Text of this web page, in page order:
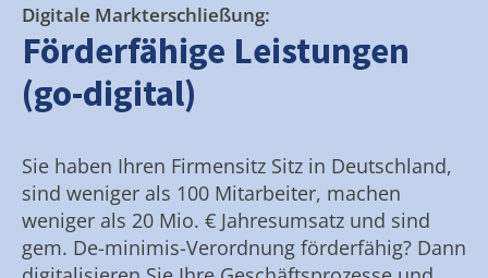
Digitale Markterschließung:
Förderfähige Leistungen
(go-digital)
Sie haben Ihren Firmensitz Sitz in Deutschland,
sind weniger als 100 Mitarbeiter, machen
weniger als 20 Mio. € Jahresumsatz und sind
gem. De-minimis-Verordnung förderfähig? Dann